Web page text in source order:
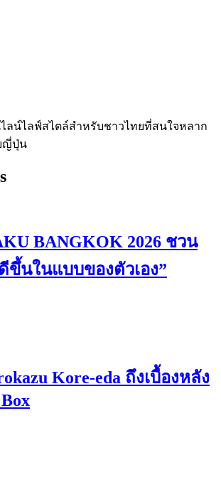
ลน์ไลฟ์สไตล์สำหรับชาวไทยที่สนใจหลาก
ญี่ปุ่น
BANGKOK 2026 ชวน
นในแบบของตัวเอง”
Kore-eda ถึงเบื้องหลัง